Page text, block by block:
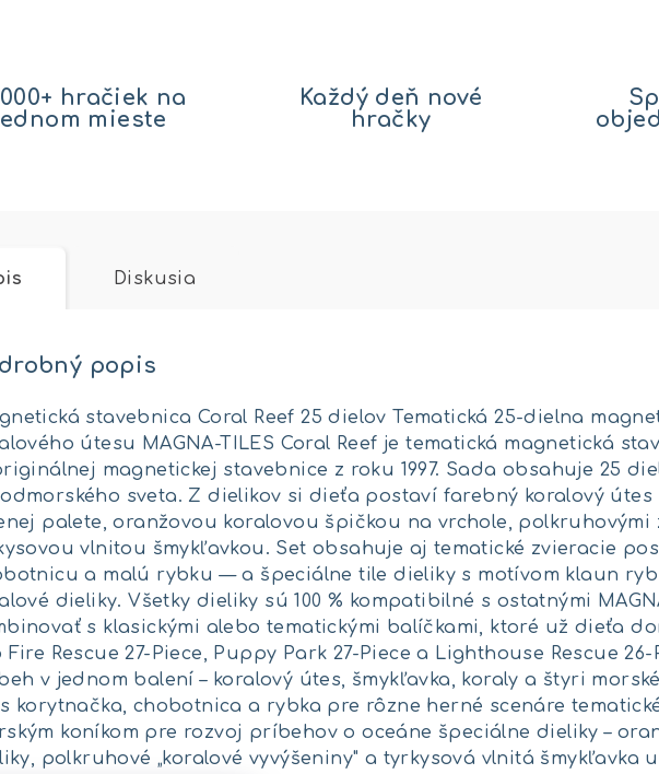
hračiek na
mieste
Každý deň nové
hračky
Diskusia
popis
stavebnica Coral Reef 25 dielov Tematická 25-dielna
útesu MAGNA-TILES Coral Reef je tematická magnetická
magnetickej stavebnice z roku 1997. Sada obsahuje 25
sveta. Z dielikov si dieťa postaví farebný koralový
palete, oranžovou koralovou špičkou na vrchole, polkruhovými
vlnitou šmykľavkou. Set obsahuje aj tematické zvieracie
a malú rybku — a špeciálne tile dieliky s motívom klaun
dieliky. Všetky dieliky sú 100 % kompatibilné s ostatnými
s klasickými alebo tematickými balíčkami, ktoré už dieťa
Fire Rescue 27-Piece, Puppy Park 27-Piece a Lighthouse Rescue
v jednom balení – koralový útes, šmykľavka, koraly a štyri
korytnačka, chobotnica a rybka pre rôzne herné scenáre
koníkom pre rozvoj príbehov o oceáne špeciálne dieliky –
polkruhové „koralové vyvýšeniny" a tyrkysová vlnitá šmykľavka